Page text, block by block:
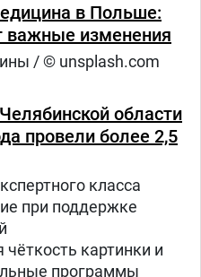
в Польше:
важные изменения
/ © unsplash.com
области
провели более 2,5
класса
при поддержке
картинки и
программы